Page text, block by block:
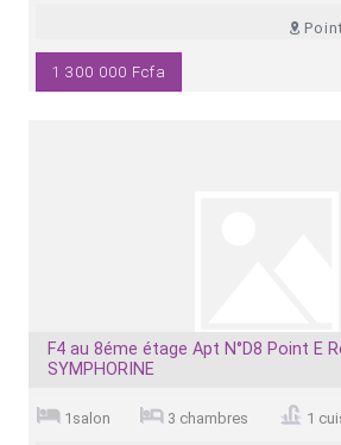
1 300 000 Fcfa
F4 au 8éme étage Apt N°D8 Point E
SYMPHORINE
1salon 3 chambres 1